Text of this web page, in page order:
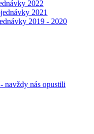
2022
2021
2019 - 2020
navždy nás opustili